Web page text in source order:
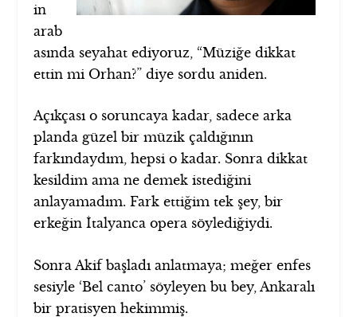
in
arab
asında seyahat ediyoruz, “Müziğe dikkat
ettin mi Orhan?” diye sordu aniden.
Açıkçası o soruncaya kadar, sadece arka
planda güzel bir müzik çaldığının
farkındaydım, hepsi o kadar. Sonra dikkat
kesildim ama ne demek istediğini
anlayamadım. Fark ettiğim tek şey, bir
erkeğin İtalyanca opera söylediğiydi.
Sonra Akif başladı anlatmaya; meğer enfes
sesiyle ‘Bel canto’ söyleyen bu bey, Ankaralı
bir pratisyen hekimmiş.